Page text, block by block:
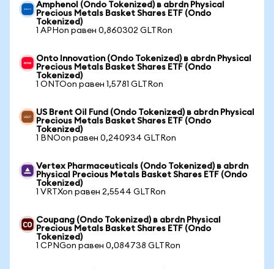
Amphenol (Ondo Tokenized) в abrdn Physical
Precious Metals Basket Shares ETF (Ondo
Tokenized)
1 APHon равен 0,860302 GLTRon
Onto Innovation (Ondo Tokenized) в abrdn Physical
Precious Metals Basket Shares ETF (Ondo
Tokenized)
1 ONTOon равен 1,5781 GLTRon
US Brent Oil Fund (Ondo Tokenized) в abrdn Physical
Precious Metals Basket Shares ETF (Ondo
Tokenized)
1 BNOon равен 0,240934 GLTRon
Vertex Pharmaceuticals (Ondo Tokenized) в abrdn
Physical Precious Metals Basket Shares ETF (Ondo
Tokenized)
1 VRTXon равен 2,5544 GLTRon
Coupang (Ondo Tokenized) в abrdn Physical
Precious Metals Basket Shares ETF (Ondo
Tokenized)
1 CPNGon равен 0,084738 GLTRon